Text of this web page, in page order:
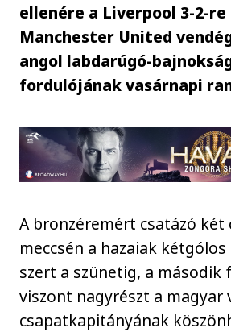
ellenére a Liverpool 3-2-
Manchester United
angol labdarúgó-
fordulójának vasárnapi
A bronzéremért csatázó két
meccsén a hazaiak
szert a szünetig, a második
viszont nagyrészt a
csapatkapitányának